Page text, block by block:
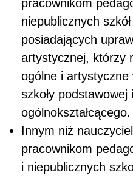
pracownikom
niepublicznych
posiadających
artystycznej, którzy
ogólne i
szkoły podstawowej
ogólnokształcącego.
Innym niż
pracownikom
i niepublicznych